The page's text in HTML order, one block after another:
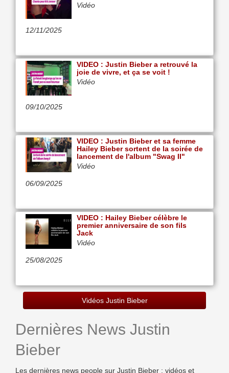
12/11/2025
Vidéo
09/10/2025
VIDEO : Justin Bieber a retrouvé la
joie de vivre, et ça se voit !
Vidéo
06/09/2025
VIDEO : Justin Bieber et sa femme
Hailey Bieber sortent de la soirée de
lancement de l'album "Swag II"
Vidéo
25/08/2025
VIDEO : Hailey Bieber célèbre le
premier anniversaire de son fils
Jack
Vidéo
Vidéos Justin Bieber
Dernières News Justin
Bieber
Les dernières news people sur Justin Bieber : vidéos et